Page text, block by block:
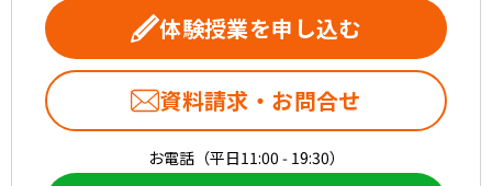
体験授業を申し込む
資料請求・お問合せ
お電話（平日11:00 - 19:30）